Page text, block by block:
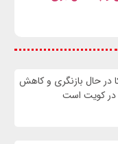
در حال بازنگری و کاهش
کویت است